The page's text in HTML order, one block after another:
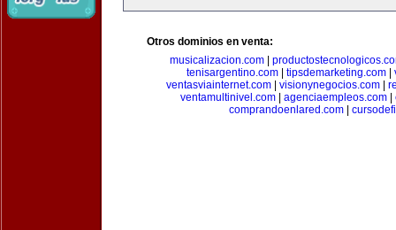
Otros dominios en venta:
musicalizacion.com|
tenisargentino.com
tipsdemarketing.com
ventasviainternet.com
visionynegocios.com
ventamultinivel.com| agenciaempleos.com|
comprandoenlared.com|